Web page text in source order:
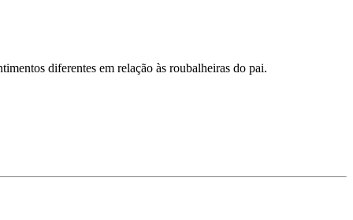
diferentes em relação às roubalheiras do pai.